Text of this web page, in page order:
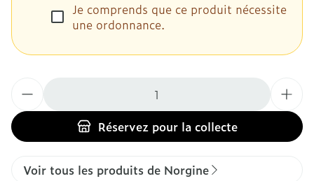
Je comprends que ce produit nécessite
une ordonnance.
Réservezpour la collecte
Voir tous les produits de Norgine